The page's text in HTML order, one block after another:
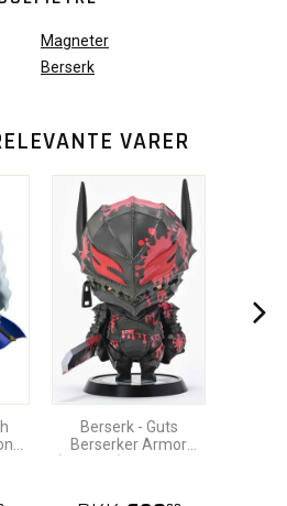
Magneter
Berserk
VARER
Berserk - Guts
Berserker Armor